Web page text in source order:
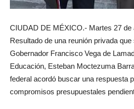
CIUDAD DE MÉXICO.- Martes 27 de
Resultado de una reunión privada
Gobernador Francisco Vega de
Educación, Esteban Moctezuma
federal acordó buscar una respuesta
compromisos presupuestales